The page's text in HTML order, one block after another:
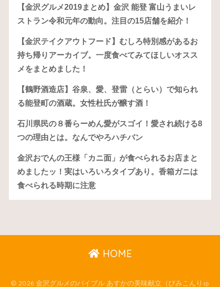
【金沢グルメ2019まとめ】金沢 能登 富山うまいレ
ストラン令和元年の動向。注目の15店舗を紹介！
【金沢テイクアウトフード】むしろ特別感があるお
持ち帰りアーカイブ。一度食べてみてほしいオスス
メをまとめました！
【鶴野酒造店】谷泉、愛、登雷（とらい）で知られ
る能登町の酒蔵。女性杜氏が醸す酒！
石川県民の８番らーめん愛がスゴイ！愛され続ける8
つの理由とは。なんでやろハチバン
金沢おでんの王様「カニ面」が食べられるお店まと
めましたッ！実はいろいろタイプあり。香箱ガニは
食べられる時期に注意
HOME
© 2026 金沢グルメのバイブル あすかの美味献立（びみこんりゅ